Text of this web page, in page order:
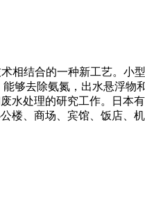
结合的一种新工艺。小
够去除氨氮，出水悬浮物
水处理的研究工作。日本
楼、商场、宾馆、饭店、